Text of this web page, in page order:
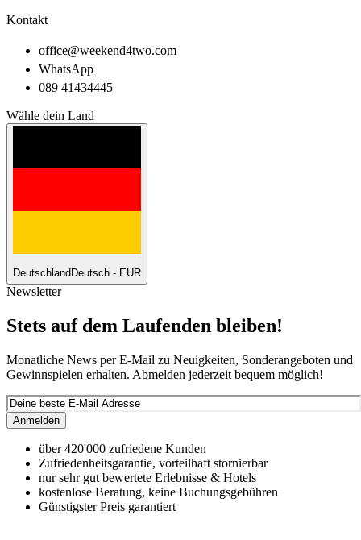
Kontakt
office@weekend4two.com
WhatsApp
089 41434445
Wähle dein Land
Deutschland Deutsch - EUR
Newsletter
Stets auf dem Laufenden bleiben!
Monatliche News per E-Mail zu Neuigkeiten, Sonderangeboten und
Gewinnspielen erhalten. Abmelden jederzeit bequem möglich!
Anmelden
über 420'000 zufriedene Kunden
Zufriedenheitsgarantie, vorteilhaft stornierbar
nur sehr gut bewertete Erlebnisse & Hotels
kostenlose Beratung, keine Buchungsgebühren
Günstigster Preis garantiert